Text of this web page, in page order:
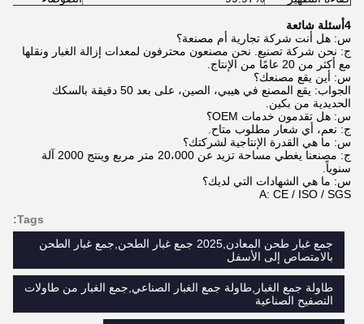
4أسئلة شائعة
س: هل أنت شركة تجارية أم مصنعة؟
ج: نحن شركة تصنيع. نحن مصنعون محترفون لمعدات إزالة الغبار ونقلها
مع أكثر من 20 عامًا من الإنتاج.
س: أين يقع مصنعك؟
الجواب: يقع المصنع في هيبي، الصين، على بعد 50 دقيقة بالسكك
الحديدية من بكين.
س: هل تقدمون خدمات OEM؟
ج: نعم، أي شعار مطلوب متاح.
س: ما هي القدرة الإنتاجية لشركتك؟
ج: مصنعنا يغطي مساحة تزيد عن 20،000 متر مربع وينتج 2000 آلة
سنوياً.
س: ما هي الشهادات التي لديك؟
A: CE / ISO / SGS
Tags:
جمع غبار طحن المعادن,2025 جمع غبار الطحن,جمع غبار الطحن
بالامتصاص إلى الأسفل
طاولة جمع الغبار,طاولة جمع الغبار الصناعي,جمع الغبار من طاولات
التصفيح الصناعية